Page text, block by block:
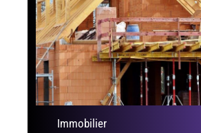
Immobilier